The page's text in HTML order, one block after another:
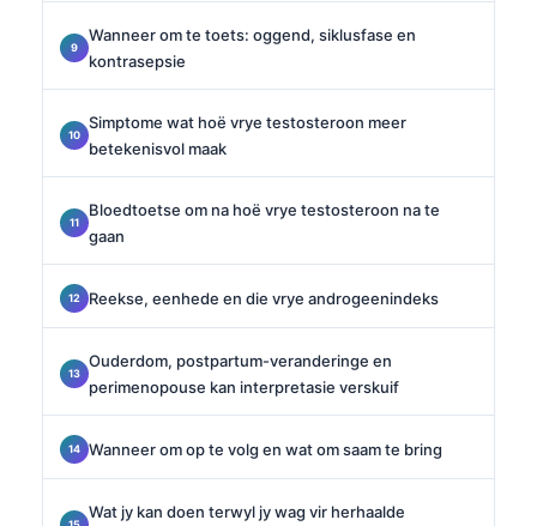
Wanneer om te toets: oggend, siklusfase en
kontrasepsie
Simptome wat hoë vrye testosteroon meer
betekenisvol maak
Bloedtoetse om na hoë vrye testosteroon na te
gaan
Reekse, eenhede en die vrye androgeenindeks
Ouderdom, postpartum-veranderinge en
perimenopouse kan interpretasie verskuif
Wanneer om op te volg en wat om saam te bring
Wat jy kan doen terwyl jy wag vir herhaalde